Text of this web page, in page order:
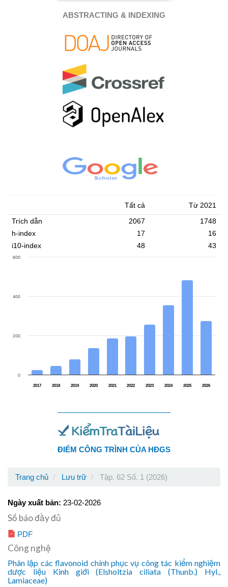
ABSTRACTING & INDEXING
Tất cả
Từ 2021
Trích dẫn
2067
1748
h-index
17
16
i10-index
48 43
2017 2018 2019 2020 2021 2022 2023 2024 2025 2026
0
200
400
600
ĐIỂM CÔNG TRÌNH CỦA HĐGS
Trang chủ Lưu trữ Tập. 62 Số. 1 (2026)
Ngày xuất bản: 23-02-2026
Số báo đầy đủ
PDF
Công nghệ
Phân lập các flavonoid chính phục vụ công tác kiểm nghiệm
dược liệu Kinh giới (Elsholtzia ciliata (Thunb.) Hyl.,
Lamiaceae)